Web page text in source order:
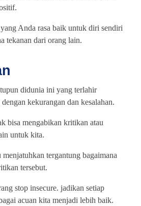
Anda rasa baik untuk diri sendiri
tekanan dari orang lain.
didunia ini yang terlahir
kekurangan dan kesalahan.
bisa mengabikan kritikan atau
untuk kita.
tergantung bagaimana
tersebut.
stop insecure. jadikan setiap
acuan kita menjadi lebih baik.